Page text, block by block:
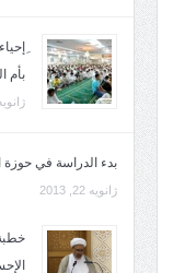
بأم
ژانویه 21,
بدء الدراسة في
ژانویه 22, 2013